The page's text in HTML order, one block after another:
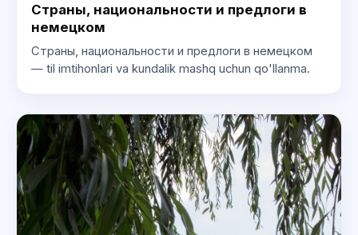
Страны, национальности и предлоги в
немецком
Страны, национальности и предлоги в немецком
— til imtihonlari va kundalik mashq uchun qo'llanma.